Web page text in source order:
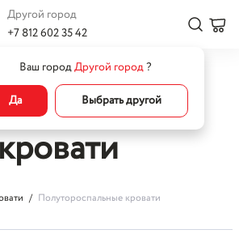
Другой город
+7 812 602 35 42
Ваш городДругой город?
Да Выбрать другой
Полутороспальные кровати